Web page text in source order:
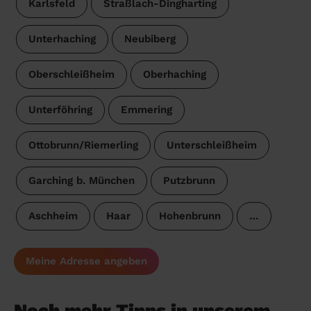
Karlsfeld Straßlach-Dingharting
Unterhaching Neubiberg
Oberschleißheim Oberhaching
Unterföhring Emmering
Ottobrunn/Riemerling Unterschleißheim
Garching b. München Putzbrunn
Aschheim Haar Hohenbrunn …
Meine Adresse angeben